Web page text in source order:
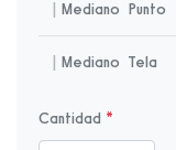
Mediano Punto
Mediano Tela
Cantidad